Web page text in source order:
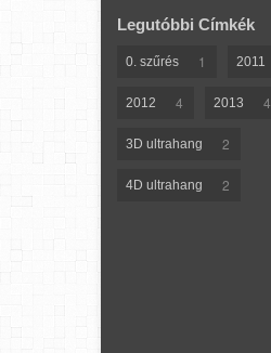
Legutóbbi Címkék
0. szűrés 1 2011
2012 4 2013 4
3D ultrahang 2
4D ultrahang 2